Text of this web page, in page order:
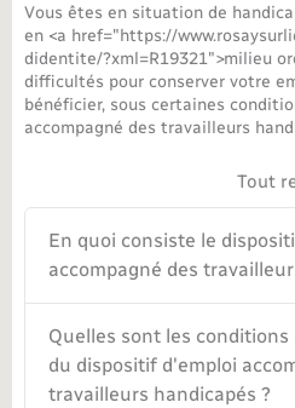
Nouvelle activité
Numérique
Organisation
Sécurité - Prévention
Transports
Vous êtes en situation de
en <a href="https://
didentite/?xml=R19321">milieu
difficultés pour conserver votre
bénéficier, sous certaines
accompagné des travailleurs
Tout
En quoi consiste le
accompagné des
Quelles sont les
du dispositif d'emploi
travailleurs handicapés ?